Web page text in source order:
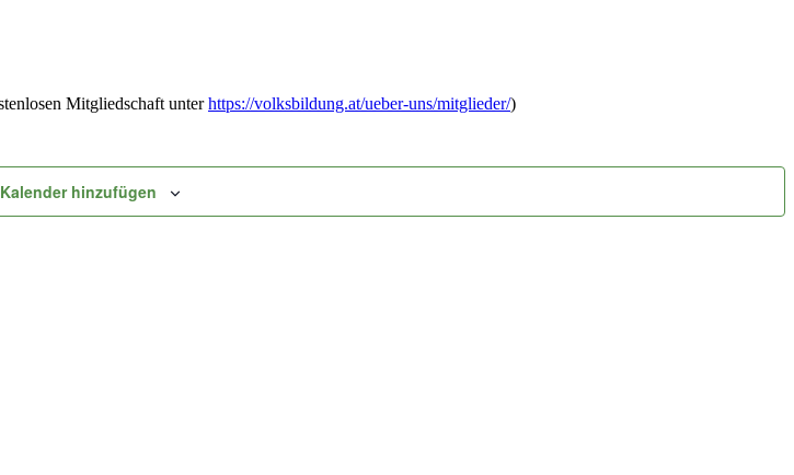
Mitgliedschaft unterhttps://volksbildung.at/ueber-uns/mitglieder/)
hinzufügen